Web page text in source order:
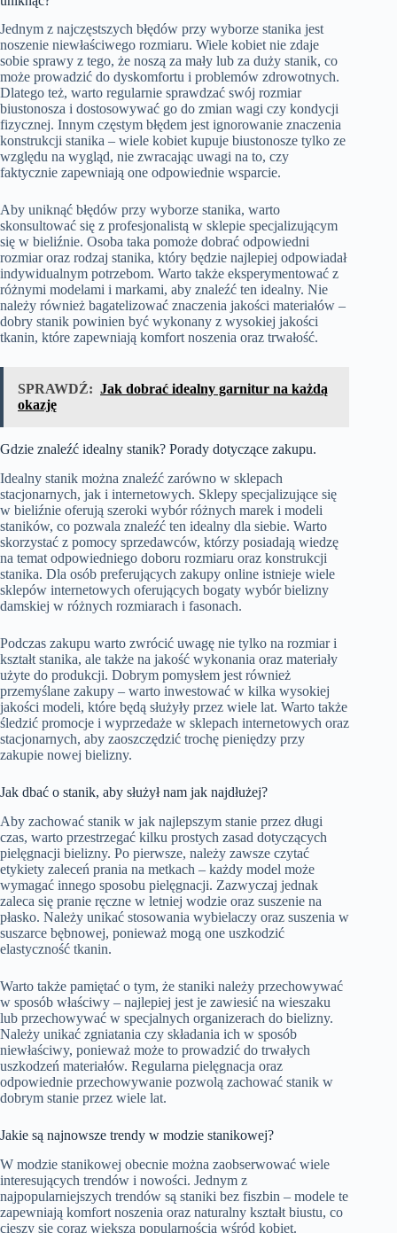
Jednym z najczęstszych błędów przy wyborze stanika jest
noszenie niewłaściwego rozmiaru. Wiele kobiet nie zdaje
sobie sprawy z tego, że noszą za mały lub za duży stanik, co
może prowadzić do dyskomfortu i problemów zdrowotnych.
Dlatego też, warto regularnie sprawdzać swój rozmiar
biustonosza i dostosowywać go do zmian wagi czy kondycji
fizycznej. Innym częstym błędem jest ignorowanie znaczenia
konstrukcji stanika – wiele kobiet kupuje biustonosze tylko ze
względu na wygląd, nie zwracając uwagi na to, czy
faktycznie zapewniają one odpowiednie wsparcie.
Aby uniknąć błędów przy wyborze stanika, warto
skonsultować się z profesjonalistą w sklepie specjalizującym
się w bieliźnie. Osoba taka pomoże dobrać odpowiedni
rozmiar oraz rodzaj stanika, który będzie najlepiej odpowiadał
indywidualnym potrzebom. Warto także eksperymentować z
różnymi modelami i markami, aby znaleźć ten idealny. Nie
należy również bagatelizować znaczenia jakości materiałów –
dobry stanik powinien być wykonany z wysokiej jakości
tkanin, które zapewniają komfort noszenia oraz trwałość.
SPRAWDŹ: Jak dobrać idealny garnitur na każdą
okazję
Gdzie znaleźć idealny stanik? Porady dotyczące zakupu.
Idealny stanik można znaleźć zarówno w sklepach
stacjonarnych, jak i internetowych. Sklepy specjalizujące się
w bieliźnie oferują szeroki wybór różnych marek i modeli
staników, co pozwala znaleźć ten idealny dla siebie. Warto
skorzystać z pomocy sprzedawców, którzy posiadają wiedzę
na temat odpowiedniego doboru rozmiaru oraz konstrukcji
stanika. Dla osób preferujących zakupy online istnieje wiele
sklepów internetowych oferujących bogaty wybór bielizny
damskiej w różnych rozmiarach i fasonach.
Podczas zakupu warto zwrócić uwagę nie tylko na rozmiar i
kształt stanika, ale także na jakość wykonania oraz materiały
użyte do produkcji. Dobrym pomysłem jest również
przemyślane zakupy – warto inwestować w kilka wysokiej
jakości modeli, które będą służyły przez wiele lat. Warto także
śledzić promocje i wyprzedaże w sklepach internetowych oraz
stacjonarnych, aby zaoszczędzić trochę pieniędzy przy
zakupie nowej bielizny.
Jak dbać o stanik, aby służył nam jak najdłużej?
Aby zachować stanik w jak najlepszym stanie przez długi
czas, warto przestrzegać kilku prostych zasad dotyczących
pielęgnacji bielizny. Po pierwsze, należy zawsze czytać
etykiety zaleceń prania na metkach – każdy model może
wymagać innego sposobu pielęgnacji. Zazwyczaj jednak
zaleca się pranie ręczne w letniej wodzie oraz suszenie na
płasko. Należy unikać stosowania wybielaczy oraz suszenia w
suszarce bębnowej, ponieważ mogą one uszkodzić
elastyczność tkanin.
Warto także pamiętać o tym, że staniki należy przechowywać
w sposób właściwy – najlepiej jest je zawiesić na wieszaku
lub przechowywać w specjalnych organizerach do bielizny.
Należy unikać zgniatania czy składania ich w sposób
niewłaściwy, ponieważ może to prowadzić do trwałych
uszkodzeń materiałów. Regularna pielęgnacja oraz
odpowiednie przechowywanie pozwolą zachować stanik w
dobrym stanie przez wiele lat.
Jakie są najnowsze trendy w modzie stanikowej?
W modzie stanikowej obecnie można zaobserwować wiele
interesujących trendów i nowości. Jednym z
najpopularniejszych trendów są staniki bez fiszbin – modele te
zapewniają komfort noszenia oraz naturalny kształt biustu, co
cieszy się coraz większą popularnością wśród kobiet.